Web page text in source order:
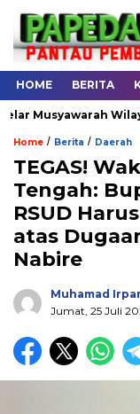
HOME BERITA
Wilayah
Home / Berita / Daerah
TEGAS!
Tengah:
RSUD
atas
Nabire
Muhamad
Jumat, 25 Juli
.